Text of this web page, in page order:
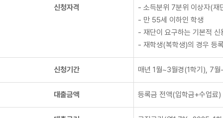
신청자격
- 소득분위 7분위 이상자(재
- 만 55세 이하인 학생
- 재단이 요구하는 기본적
- 재학생(복학생)의 경우 등
신청기간 매년 1월~3월경(1학기), 7
대출금액 등록금 전액(입학금+수업료